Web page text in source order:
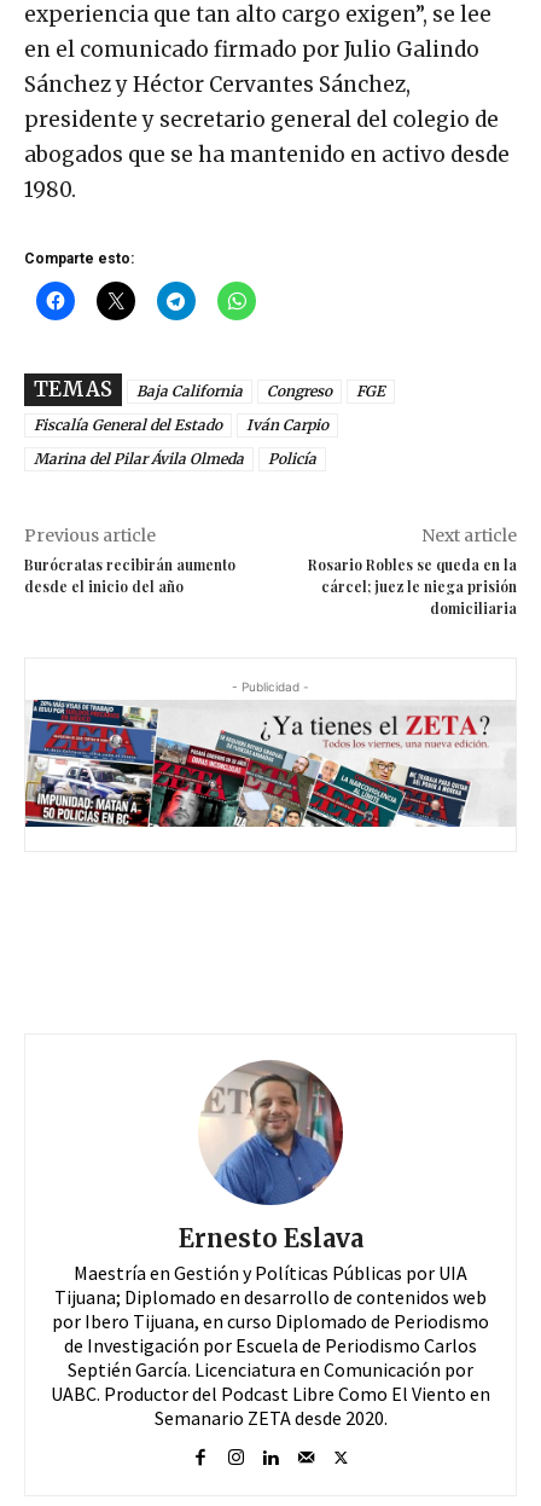
experiencia que tan alto cargo exigen”, se lee
en el comunicado firmado por Julio Galindo
Sánchez y Héctor Cervantes Sánchez,
presidente y secretario general del colegio de
abogados que se ha mantenido en activo desde
1980.
Comparte esto:
TEMAS Baja California Congreso
FGE
Fiscalía General del Estado
Iván Carpio
Marina del Pilar Ávila Olmeda
Policía
Previous article
Burócratas recibirán aumento
desde el inicio del año
Next article
Rosario Robles se queda en la
cárcel; juez le niega prisión
domiciliaria
- Publicidad -
Ernesto Eslava
Maestría en Gestión y Políticas Públicas por UIA
Tijuana; Diplomado en desarrollo de contenidos web
por Ibero Tijuana, en curso Diplomado de Periodismo
de Investigación por Escuela de Periodismo Carlos
Septién García. Licenciatura en Comunicación por
UABC. Productor del Podcast Libre Como El Viento en
Semanario ZETA desde 2020.